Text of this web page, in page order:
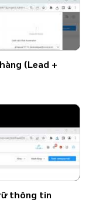
(Lead +
thông tin